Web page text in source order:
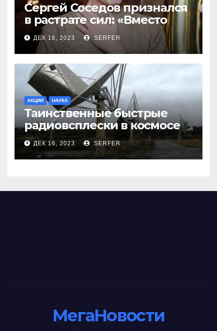
Сергей Соседов признался
в растрате сил: «Вместо
меня взяли Пригожина»
ДЕК 16, 2023 SERFER
АКЦИИ НАУКА
Таинственные быстрые
радиовсплески в космосе
сделались все более
странными
ДЕК 16, 2023 SERFER
МегаНовости